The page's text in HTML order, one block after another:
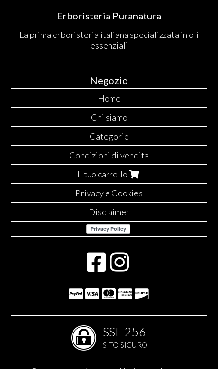
Erboristeria Puranatura
La prima erboristeria italiana specializzata in oli
essenziali
Negozio
Home
Chi siamo
Categorie
Condizioni di vendita
Il tuo carrello
Privacy e Cookies
Disclaimer
SSL-256
SITO SICURO